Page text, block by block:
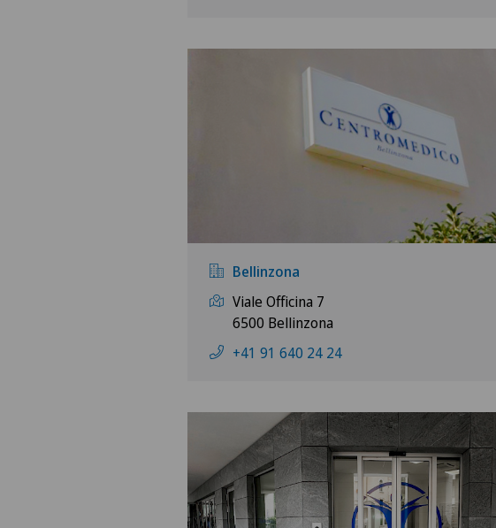
Bellinzona
Viale Officina 7
6500 Bellinzona
+41 91 640 24 24